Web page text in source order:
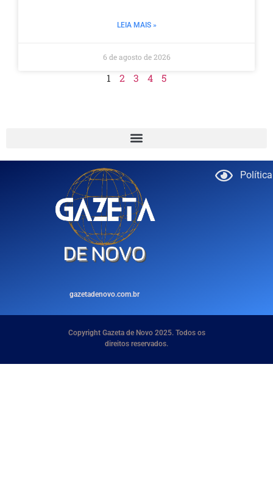
LEIA MAIS »
6 de agosto de 2026
1 2 3 4 5
gazetadenovo.com.br
Copyright Gazeta de Novo 2025. Todos os
direitos reservados.